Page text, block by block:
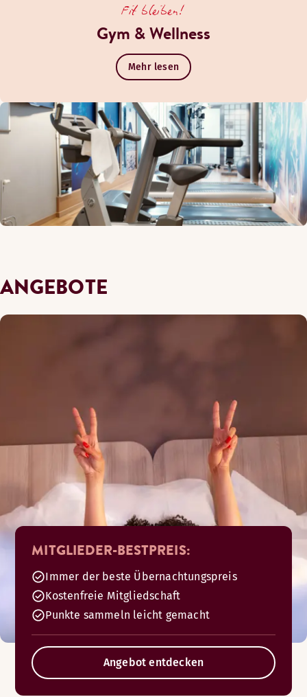
Fit bleiben!
Gym & Wellness
Mehr lesen
ANGEBOTE
MITGLIEDER-BESTPREIS:
Immer der beste Übernachtungspreis
Kostenfreie Mitgliedschaft
Punkte sammeln leicht gemacht
Angebot entdecken